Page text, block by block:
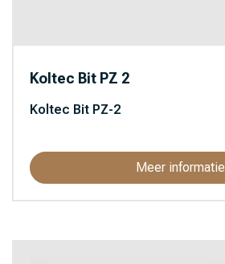
Koltec Bit PZ 2
Koltec Bit PZ-2
Meer informatie